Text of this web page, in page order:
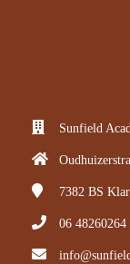
Sunfield
7382 BS
06 48260264